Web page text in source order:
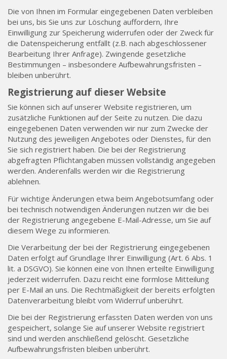
Die von Ihnen im Formular eingegebenen Daten verbleiben
bei uns, bis Sie uns zur Löschung auffordern, Ihre
Einwilligung zur Speicherung widerrufen oder der Zweck für
die Datenspeicherung entfällt (z.B. nach abgeschlossener
Bearbeitung Ihrer Anfrage). Zwingende gesetzliche
Bestimmungen – insbesondere Aufbewahrungsfristen –
bleiben unberührt.
Registrierung auf dieser Website
Sie können sich auf unserer Website registrieren, um
zusätzliche Funktionen auf der Seite zu nutzen. Die dazu
eingegebenen Daten verwenden wir nur zum Zwecke der
Nutzung des jeweiligen Angebotes oder Dienstes, für den
Sie sich registriert haben. Die bei der Registrierung
abgefragten Pflichtangaben müssen vollständig angegeben
werden. Anderenfalls werden wir die Registrierung
ablehnen.
Für wichtige Änderungen etwa beim Angebotsumfang oder
bei technisch notwendigen Änderungen nutzen wir die bei
der Registrierung angegebene E-Mail-Adresse, um Sie auf
diesem Wege zu informieren.
Die Verarbeitung der bei der Registrierung eingegebenen
Daten erfolgt auf Grundlage Ihrer Einwilligung (Art. 6 Abs. 1
lit. a DSGVO). Sie können eine von Ihnen erteilte Einwilligung
jederzeit widerrufen. Dazu reicht eine formlose Mitteilung
per E-Mail an uns. Die Rechtmäßigkeit der bereits erfolgten
Datenverarbeitung bleibt vom Widerruf unberührt.
Die bei der Registrierung erfassten Daten werden von uns
gespeichert, solange Sie auf unserer Website registriert
sind und werden anschließend gelöscht. Gesetzliche
Aufbewahrungsfristen bleiben unberührt.